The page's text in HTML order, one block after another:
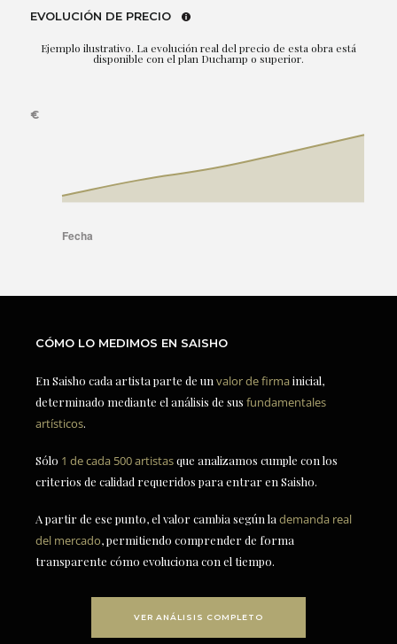
EVOLUCIÓN DE PRECIO
Ejemplo ilustrativo. La evolución real del precio de esta obra está
disponible con el plan Duchamp o superior.
CÓMO LO MEDIMOS EN SAISHO
En Saisho cada artista parte de un valor de firmainicial,
determinado mediante el análisis de sus fundamentales
artísticos.
Sólo 1 de cada 500 artistasque analizamos cumple con los
criterios de calidad requeridos para entrar en Saisho.
A partir de ese punto, el valor cambia según la demanda real
del mercado, permitiendo comprender de forma
transparente cómo evoluciona con el tiempo.
VER ANÁLISIS COMPLETO